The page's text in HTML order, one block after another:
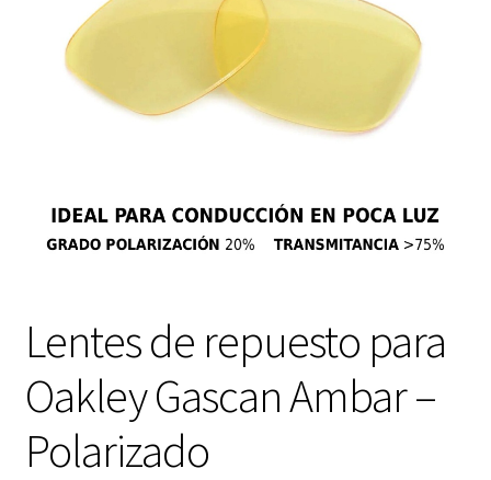
Lentes de repuesto para
Oakley Gascan Ambar –
Polarizado